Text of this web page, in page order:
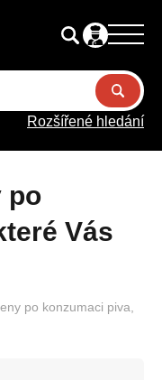
Rozšířené hledání
Vás
po konzumaci piva,